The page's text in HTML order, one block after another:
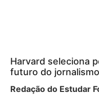
Harvard seleciona
futuro do jornalismo
Redação do Estudar